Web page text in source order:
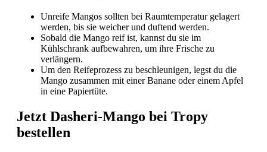
Unreife Mangos sollten bei Raumtemperatur gelagert
werden, bis sie weicher und duftend werden.
Sobald die Mango reif ist, kannst du sie im
Kühlschrank aufbewahren, um ihre Frische zu
verlängern.
Um den Reifeprozess zu beschleunigen, legst du die
Mango zusammen mit einer Banane oder einem Apfel
in eine Papiertüte.
Jetzt Dasheri-Mango bei Tropy
bestellen